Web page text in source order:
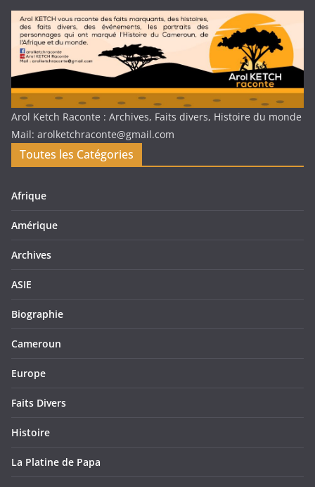
Arol Ketch Raconte : Archives, Faits divers, Histoire du monde
Mail: arolketchraconte@gmail.com
Toutes les Catégories
Afrique
Amérique
Archives
ASIE
Biographie
Cameroun
Europe
Faits Divers
Histoire
La Platine de Papa